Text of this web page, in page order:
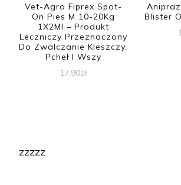
Vet-Agro Fiprex Spot-
On Pies M 10-20Kg
1X2Ml – Produkt
Leczniczy Przeznaczony
Do Zwalczanie Kleszczy,
Pcheł I Wszy
17,90zł
Blister
zzzzz